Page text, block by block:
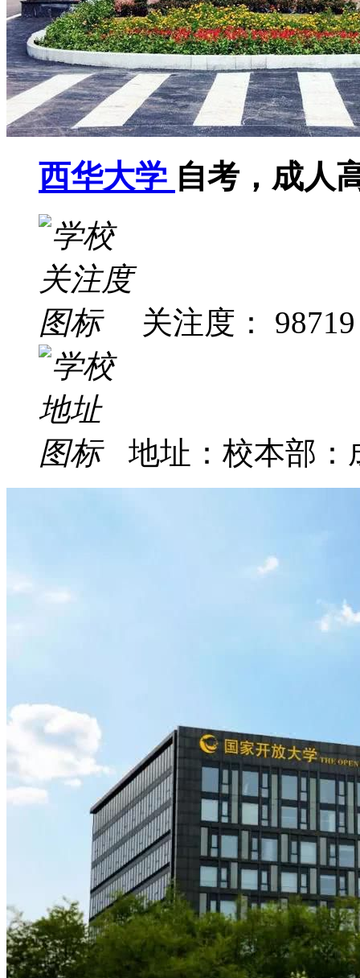
西华大学 自考，成人
关注度： 98719
地址：校本部：